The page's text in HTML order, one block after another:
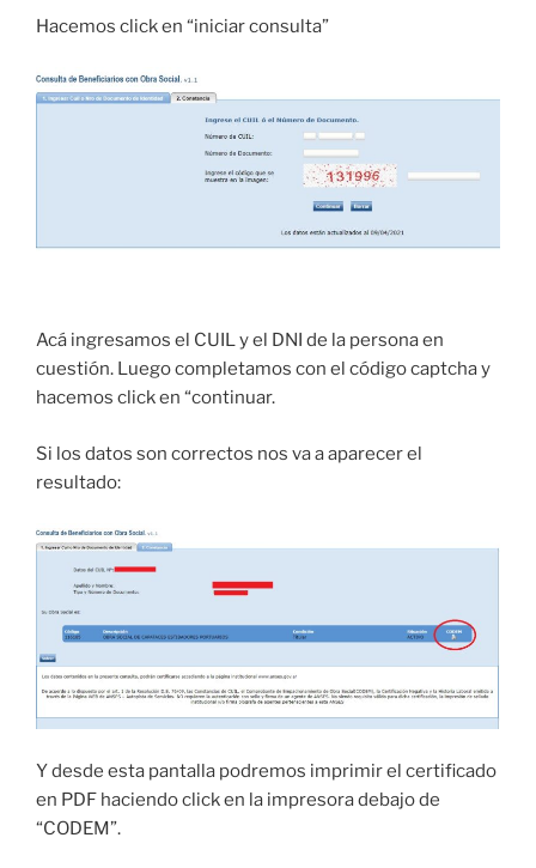
Hacemos click en “iniciar consulta”
Acá ingresamos el CUIL y el DNI de la persona en
cuestión. Luego completamos con el código captcha y
hacemos click en “continuar.
Si los datos son correctos nos va a aparecer el
resultado:
Y desde esta pantalla podremos imprimir el certificado
en PDF haciendo click en la impresora debajo de
“CODEM”.